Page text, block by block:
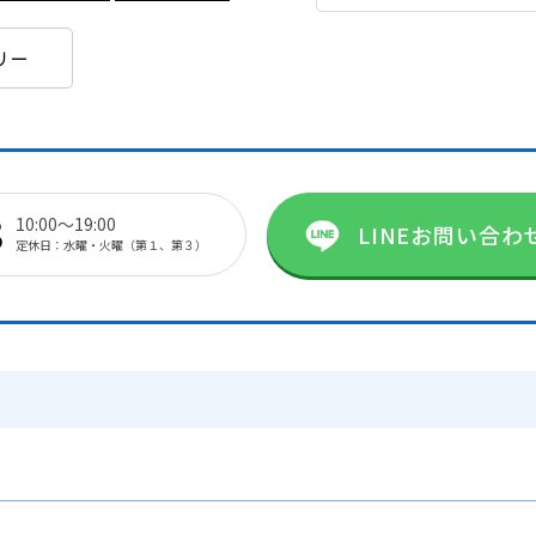
ー
10:00～19:00
定休日：水曜・火曜（第１、第３） LINEお問い合わ